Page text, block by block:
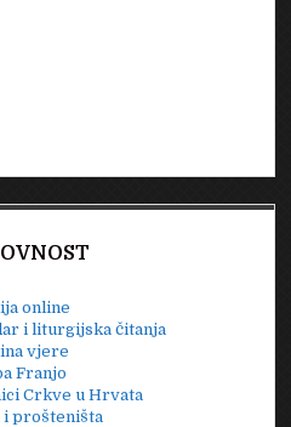
online
i liturgijska čitanja
vjere
Franjo
Crkve u Hrvata
i prošteništa